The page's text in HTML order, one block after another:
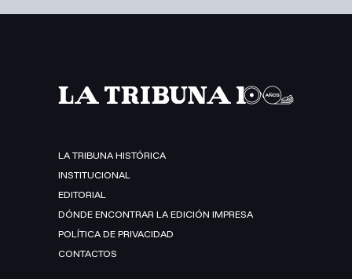
LA TRIBUNA HISTÓRICA
INSTITUCIONAL
EDITORIAL
DÓNDE ENCONTRAR LA EDICIÓN IMPRESA
POLÍTICA DE PRIVACIDAD
CONTACTOS